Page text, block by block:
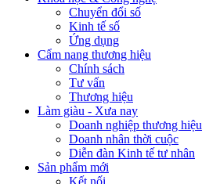
Chuyển đổi số
Kinh tế số
Ứng dụng
Cẩm nang thương hiệu
Chính sách
Tư vấn
Thương hiệu
Làm giàu - Xưa nay
Doanh nghiệp thương hiệu
Doanh nhân thời cuộc
Diễn đàn Kinh tế tư nhân
Sản phẩm mới